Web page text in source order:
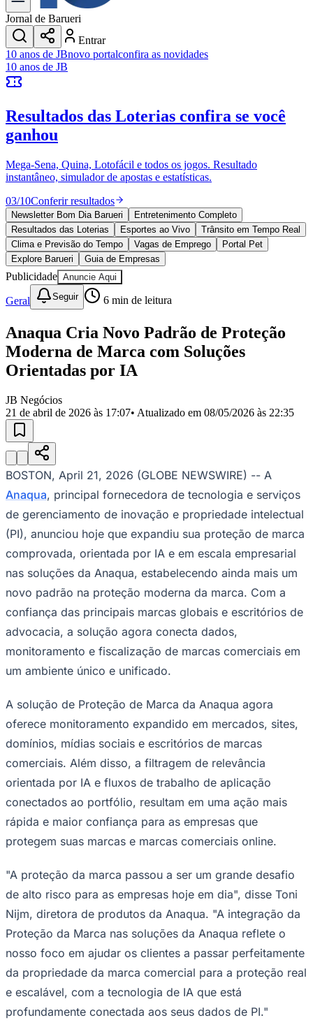
Dia a Dia & Lazer
Transportes
Gastronomia
Cinema & Shows
JogosNovo
Anuncie no Portal
Cadastrar Empresa
Divulgar Vagas
Política
Esportes
Saúde
Segurança
Cultura
Meio Ambiente
Obras
Educação
Bairros de Barueri
Selecione sua regiãoPara notícias da sua região
AldeiaAldeia da SerraAldeia de Barueri
JubranBelvalBethavilleBoa
RegiãoCotiaCruz Preta
MilitarItapeviJandiraJardim AudirJardim BelvalJardim
EsperançaJardim Graziela
JulioJardim Líbano
MutingaJardim Paraíso Jardim Paulista Jardim Reginalice
LuísJardim São Pedro Jardim São SilvestreJardim SilveiraJardim
TupãJardim TupanciMutingaNova AldeinhaOsascoParque dos
Camargos Parque Imperial Parque Viana
Pirapora
do Bom JesusRecanto PhrynéaSantana de
ParnaíbaSilveiraTamboréVale do SolVila BarrosVila Boa VistaVila
do Conde
Vila Engenho Novo Vila Márcia
Vila Nossa Sra. da
EscadaVila PortoVotupoca
Para Sua Empresa
Anuncie no Portal
Divulgar VagasNovo
Publicidade Legal
Negócios Regionais
Turismo
Segurança Regional
Parques & Represas
Cidades da Região
Santana de Parnaíba OsascoCarapicuíbaJandiraItapeviCotia
do Bom Jesus
Araçariguama Cajamar Caieiras Franco da
RochaFrancisco MoratoTaboão da SerraEmbu das ArtesSão Roque
Para Sua Empresa
Anuncie Regional
Vagas na RegiãoNovo
Hub de Negócios
Selo Verificado
Portal Educacional
Agenda de Vestibulares
Vagas de Emprego
Panorama Econômico
Panorama Econômico
Para Sua Empresa
Anuncie no Portal
Jornal de Barueri
Entrar
10 anos de JBnovo portalconfira as novidades
10 anos de JB
Resultados das Loterias confira se você
ganhou
Mega-Sena, Quina, Lotofácil e todos os jogos. Resultado
instantâneo, simulador de apostas e estatísticas.
03/10Conferir resultados
Newsletter Bom Dia Barueri
Entretenimento Completo
Resultados das Loterias
Esportes ao Vivo
Trânsito em Tempo Real
Clima e Previsão do Tempo
Vagas de Emprego
Portal Pet
Explore Barueri
Guia de Empresas
Publicidade Anuncie Aqui
Geral Seguir 6 min de leitura
Anaqua Cria Novo Padrão de Proteção
Moderna de Marca com Soluções
Orientadas por IA
JB Negócios
21 de abril de 2026 às 17:07• Atualizado em 08/05/2026 às 22:35
BOSTON, April 21, 2026 (GLOBE NEWSWIRE) -- A
Anaqua, principal fornecedora de tecnologia e serviços
de gerenciamento de inovação e propriedade intelectual
(PI), anunciou hoje que expandiu sua proteção de marca
comprovada, orientada por IA e em escala empresarial
nas soluções da Anaqua, estabelecendo ainda mais um
novo padrão na proteção moderna da marca. Com a
confiança das principais marcas globais e escritórios de
advocacia, a solução agora conecta dados,
monitoramento e fiscalização de marcas comerciais em
um ambiente único e unificado.
A solução de Proteção de Marca da Anaqua agora
oferece monitoramento expandido em mercados, sites,
domínios, mídias sociais e escritórios de marcas
comerciais. Além disso, a filtragem de relevância
orientada por IA e fluxos de trabalho de aplicação
conectados ao portfólio, resultam em uma ação mais
rápida e maior confiança para as empresas que
protegem suas marcas e marcas comerciais online.
"A proteção da marca passou a ser um grande desafio
de alto risco para as empresas hoje em dia", disse Toni
Nijm, diretora de produtos da Anaqua. "A integração da
Proteção da Marca nas soluções da Anaqua reflete o
nosso foco em ajudar os clientes a passar perfeitamente
da propriedade da marca comercial para a proteção real
e escalável, com a tecnologia de IA que está
profundamente conectada aos seus dados de PI."